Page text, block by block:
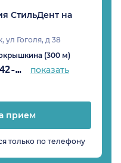
СтильДент на
ул Гоголя, д 38
(300 м)
+7 (383) 242-82-57 показать
прием
только по телефону